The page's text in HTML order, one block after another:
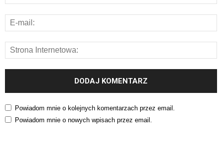
Powiadom mnie o kolejnych komentarzach przez email.
Powiadom mnie o nowych wpisach przez email.